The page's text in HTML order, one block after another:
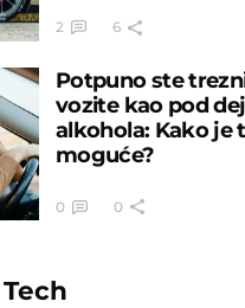
2 6
Potpuno ste
vozite kao pod
alkohola: Kako je
moguće?
0 0